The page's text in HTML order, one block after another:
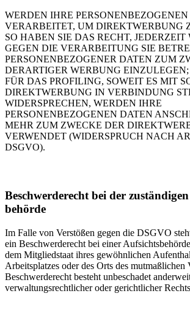
WERDEN IHRE
VERARBEITET, UM DIREKTWERBUNG
SO HABEN SIE DAS RECHT, JEDERZEIT
GEGEN DIE VERARBEITUNG SIE
PERSONENBEZOGENER DATEN ZUM
DERARTIGER WERBUNG
FÜR DAS PROFILING, SOWEIT ES MIT
DIREKTWERBUNG IN VERBINDUNG
WIDERSPRECHEN, WERDEN IHRE
PERSONENBEZOGENEN DATEN
MEHR ZUM ZWECKE DER
VERWENDET (WIDERSPRUCH NACH
DSGVO).
Beschwerde­recht bei der
behörde
Im Falle von Verstößen gegen die DSGVO
ein Beschwerderecht bei einer
dem Mitgliedstaat ihres gewöhnlichen
Arbeitsplatzes oder des Orts des mutmaßlichen
Beschwerderecht besteht unbeschadet
verwaltungsrechtlicher oder gerichtlicher